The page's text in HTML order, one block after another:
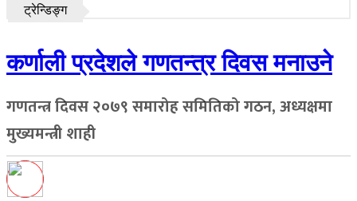
ट्रेन्डिङ्ग
कर्णाली प्रदेशले गणतन्त्र दिवस मनाउने
गणतन्त्र दिवस २०७९ समारोह समितिको गठन, अध्यक्षमा
मुख्यमन्त्री शाही